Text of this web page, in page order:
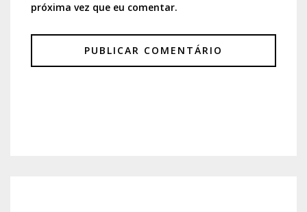
próxima vez que eu comentar.